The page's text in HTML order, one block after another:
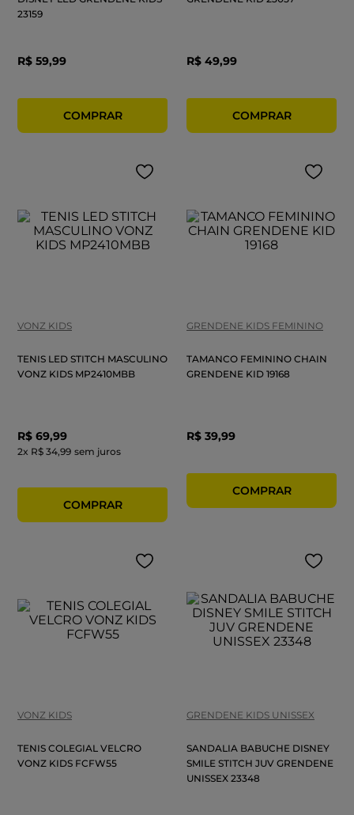
23159
R$ 59,99 R$ 49,99
VONZ KIDS
TENIS LED STITCH MASCULINO
VONZ KIDS MP2410MBB
R$ 69,99
2x R$ 34,99 sem juros
GRENDENE KIDS FEMININO
TAMANCO FEMININO CHAIN
GRENDENE KID 19168
R$ 39,99
VONZ KIDS
TENIS COLEGIAL VELCRO
VONZ KIDS FCFW55
GRENDENE KIDS UNISSEX
SANDALIA BABUCHE DISNEY
SMILE STITCH JUV GRENDENE
UNISSEX 23348